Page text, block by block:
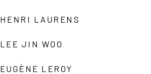
HENRI LAURENS
LEE JIN WOO
EUGÈNE LEROY